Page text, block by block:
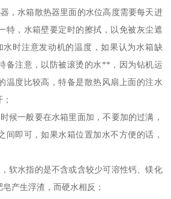
器，水箱散热器里面的水位高度需要每天进
特，水箱壁要定时的擦拭，以免被灰尘遮
水时注意发动机的温度，如果认为水箱缺
备注意，以防被滚烫的水**，因为钻机运
温度比较高，特备是散热风扇上面的注水
候一般要在水箱里面加，不要加的过满，
间即可，如果水箱位置加水不方便的话，
，软水指的是不含或含较少可溶性钙、镁化
产生浮渣，而硬水相反；